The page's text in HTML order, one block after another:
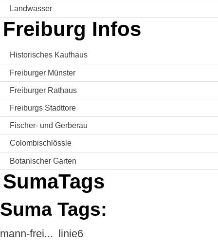
Landwasser
Freiburg Infos
Historisches Kaufhaus
Freiburger Münster
Freiburger Rathaus
Freiburgs Stadttore
Fischer- und Gerberau
Colombischlössle
Botanischer Garten
SumaTags
Suma Tags:
mann-frei... linie6